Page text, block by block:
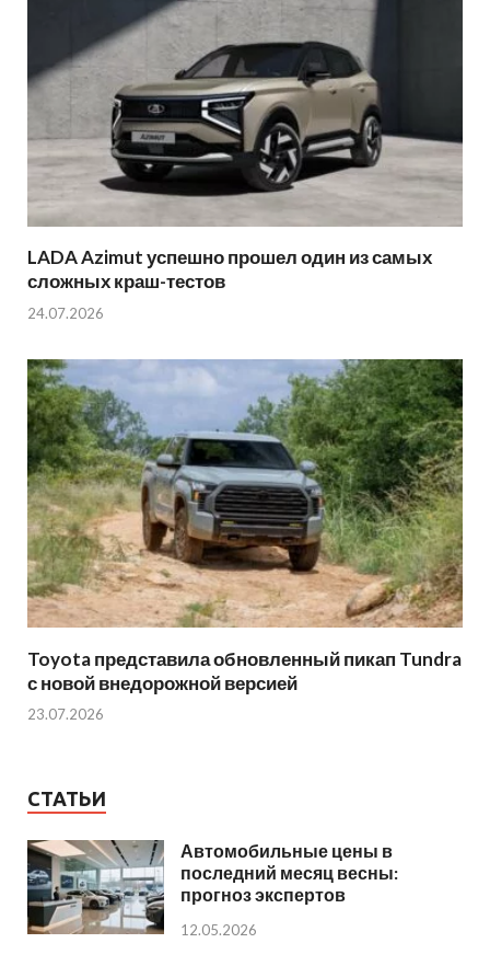
LADA Azimut успешно прошел один из самых
сложных краш-тестов
24.07.2026
Toyota представила обновленный пикап Tundra
с новой внедорожной версией
23.07.2026
СТАТЬИ
Автомобильные цены в
последний месяц весны:
прогноз экспертов
12.05.2026